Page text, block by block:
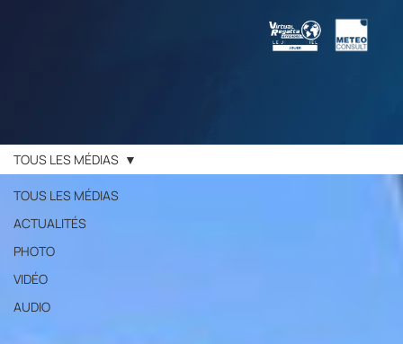
TOUS LES MÉDIAS
ACTUALITÉS
PHOTO
VIDÉO
AUDIO
TOUS LES MÉDIAS